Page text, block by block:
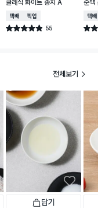
클래식 화이트 종지 A
택배배송매장픽업
별점 4.9점 55
건 작성
순백
택배
별점
전체보기
담기